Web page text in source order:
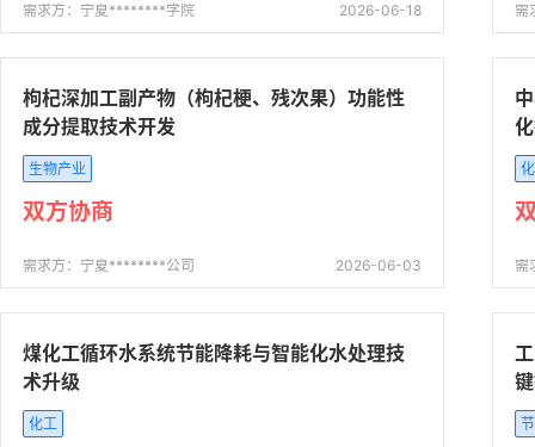
需求方：宁夏********学院 2026-06-18 需
枸杞深加工副产物（枸杞梗、残次果）功能性
成分提取技术开发
生物产业
双方协商
需求方：宁夏********公司 2026-06-03 需
煤化工循环水系统节能降耗与智能化水处理技
术升级
化工